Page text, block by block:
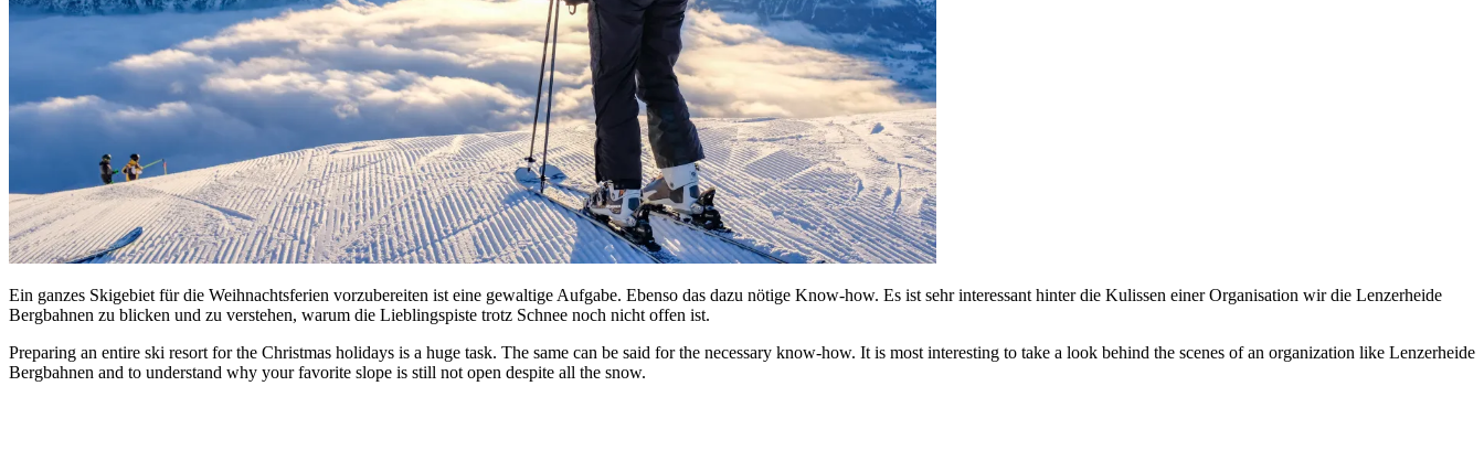
Ein ganzes Skigebiet für die Weihnachtsferien vorzubereiten ist eine gewaltige Aufgabe. Ebenso das dazu nötige Know-how. Es ist sehr interessant hinter die Kulissen einer Organisation wir die Lenzerheide
Bergbahnen zu blicken und zu verstehen, warum die Lieblingspiste trotz Schnee noch nicht offen ist.
Preparing an entire ski resort for the Christmas holidays is a huge task. The same can be said for the necessary know-how. It is most interesting to take a look behind the scenes of an organization like Lenzerheide
Bergbahnen and to understand why your favorite slope is still not open despite all the snow.